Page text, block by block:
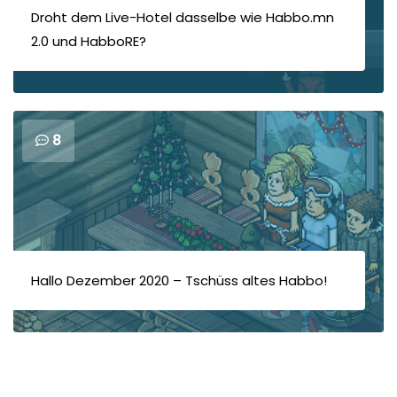
Droht dem Live-Hotel dasselbe wie Habbo.mn
2.0 und HabboRE?
8
Hallo Dezember 2020 – Tschüss altes Habbo!